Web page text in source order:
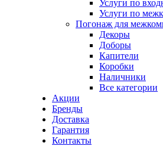
Услуги по
Услуги по
Погонаж для
Декоры
Доборы
Капители
Коробки
Наличники
Все категории
Акции
Бренды
Доставка
Гарантия
Контакты